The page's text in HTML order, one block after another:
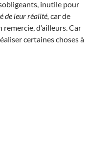
inutile pour
de leur réalité, car de
remercie, d’ailleurs. Car
certaines choses à